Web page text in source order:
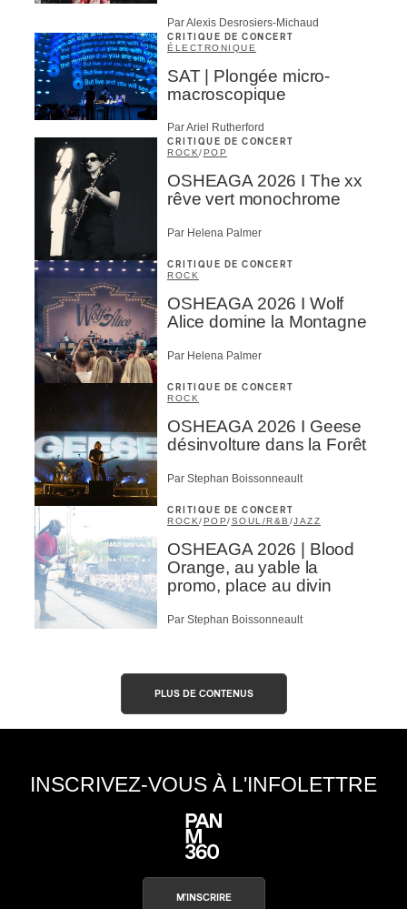
Par Alexis Desrosiers-Michaud
CRITIQUE DE CONCERT
ÉLECTRONIQUE
SAT | Plongée micro-
macroscopique
Par Ariel Rutherford
CRITIQUE DE CONCERT
ROCK/POP
OSHEAGA 2026 I The xx
rêve vert monochrome
Par Helena Palmer
CRITIQUE DE CONCERT
ROCK
OSHEAGA 2026 I Wolf
Alice domine la Montagne
Par Helena Palmer
CRITIQUE DE CONCERT
ROCK
OSHEAGA 2026 I Geese
désinvolture dans la Forêt
Par Stephan Boissonneault
CRITIQUE DE CONCERT
ROCK/POP/SOUL/R&B /JAZZ
OSHEAGA 2026 | Blood
Orange, au yable la
promo, place au divin
Par Stephan Boissonneault
PLUS DE CONTENUS
INSCRIVEZ-VOUS À L'INFOLETTRE
M'INSCRIRE